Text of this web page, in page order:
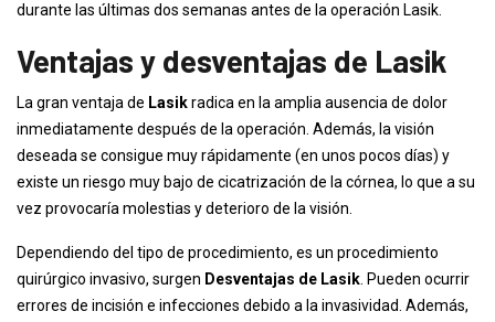
durante las últimas dos semanas antes de la operación Lasik.
Ventajas y desventajas de Lasik
La gran ventaja de Lasikradica en la amplia ausencia de dolor
inmediatamente después de la operación. Además, la visión
deseada se consigue muy rápidamente (en unos pocos días) y
existe un riesgo muy bajo de cicatrización de la córnea, lo que a su
vez provocaría molestias y deterioro de la visión.
Dependiendo del tipo de procedimiento, es un procedimiento
quirúrgico invasivo, surgen Desventajas de Lasik . Pueden ocurrir
errores de incisión e infecciones debido a la invasividad. Además,